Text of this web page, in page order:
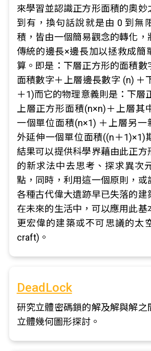
來學習並認識正方形面積的奧妙
到有，換句話說就是由 0 到無
積，皆由一個簡易觀念的轉化，
傳統的邊長×邊長加以拯救成簡
算。即是：下層正方形的面積數
面積數字＋上層邊長數字 (n) ＋
＋1)而它的物理意義則是：下層
上層正方形面積(n×n)＋上層其
一個單位面積(n×1) ＋上層另一
外延伸一個單位面積((n＋1)×1)
結果可以提供科學界藉由此正方
的新求法中去思考、探求異次
點，同時，利用這一個原則，或
各種古代偉大遺跡早已失落的建
在未來的生活中，可以應用此基
更宏偉的建築或不可思議的太
craft)。
DeadLock
研究立體密碼鎖的解及解與解之
立體幾何圖形探討。